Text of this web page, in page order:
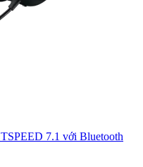
7.1 với Bluetooth